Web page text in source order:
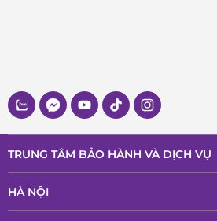
TRUNG TÂM BẢO HÀNH VÀ DỊCH VỤ
HÀ NỘI